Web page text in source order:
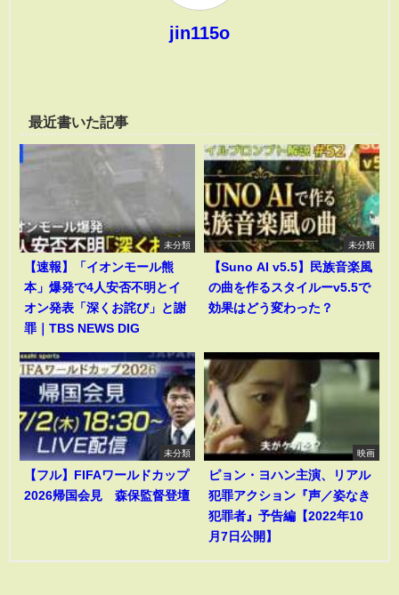
jin115o
最近書いた記事
未分類
【速報】「イオンモール熊
本」爆発で4人安否不明とイ
オン発表「深くお詫び」と謝
罪｜TBS NEWS DIG
未分類
【Suno AI v5.5】民族音楽風
の曲を作るスタイルーv5.5で
効果はどう変わった？
未分類
【フル】FIFAワールドカップ
2026帰国会見 森保監督登壇
映画
ピョン・ヨハン主演、リアル
犯罪アクション『声／姿なき
犯罪者』予告編【2022年10
月7日公開】